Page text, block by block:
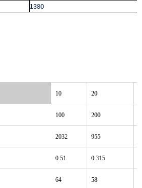
1380
10 20
100 200
2032 955
0.51 0.315
64 58